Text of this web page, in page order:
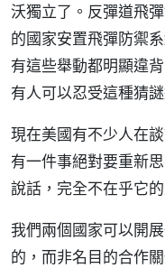
沃獨立了。反彈道飛
的國家安置飛彈防禦
有這些舉動都明顯違
有人可以忍受這種猜
現在美國有不少人在
有一件事絕對要重新
說話，完全不在乎它
我們兩個國家可以開
的，而非名目的合作